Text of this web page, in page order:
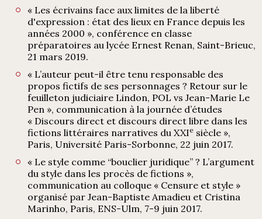
« Les écrivains face aux limites de la liberté
d'expression : état des lieux en France depuis les
années 2000 », conférence en classe
préparatoires au lycée Ernest Renan, Saint-Brieuc,
21 mars 2019.
« L’auteur peut-il être tenu responsable des
propos fictifs de ses personnages ? Retour sur le
feuilleton judiciaire Lindon, POL vs Jean-Marie Le
Pen », communication à la journée d’études
« Discours direct et discours direct libre dans les
fictions littéraires narratives du XXIesiècle »,
Paris, Université Paris-Sorbonne, 22 juin 2017.
« Le style comme “bouclier juridique” ? L’argument
du style dans les procès de fictions »,
communication au colloque « Censure et style »
organisé par Jean-Baptiste Amadieu et Cristina
Marinho, Paris, ENS-Ulm, 7-9 juin 2017.